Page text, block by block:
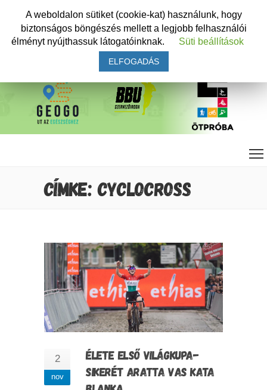
CÍMKE: CYCLOCROSS
2
nov
ÉLETE ELSŐ VILÁGKUPA-
SIKERÉT ARATTA VAS KATA
A weboldalon sütiket (cookie-kat) használunk, hogy
biztonságos böngészés mellett a legjobb felhasználói
élményt nyújthassuk látogatóinknak.
Süti beállítások
ELFOGADÁS